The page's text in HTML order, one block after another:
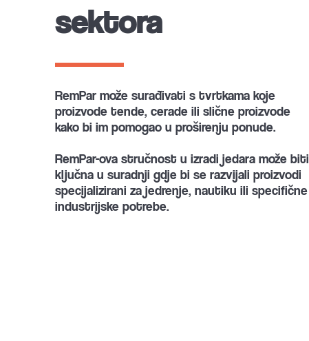
sektora
RemPar može surađivati s tvrtkama koje
proizvode tende, cerade ili slične proizvode
kako bi im pomogao u proširenju ponude.
RemPar-ova stručnost u izradi jedara može biti
ključna u suradnji gdje bi se razvijali proizvodi
specijalizirani za jedrenje, nautiku ili specifične
industrijske potrebe.